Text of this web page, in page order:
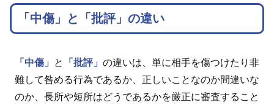
「中傷」と「批評」の違い
「中傷」 と 「批評」 の違いは、単に相手を傷つけたり非
難して咎める行為であるか、正しいことなのか間違いな
のか、長所や短所はどうであるかを厳正に審査すること